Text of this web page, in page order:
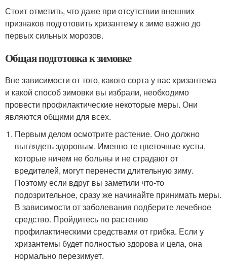
Стоит отметить, что даже при отсутствии внешних
признаков подготовить хризантему к зиме важно до
первых сильных морозов.
Общая подготовка к зимовке
Вне зависимости от того, какого сорта у вас хризантема
и какой способ зимовки вы избрали, необходимо
провести профилактические некоторые меры. Они
являются общими для всех.
Первым делом осмотрите растение. Оно должно
выглядеть здоровым. Именно те цветочные кусты,
которые ничем не больны и не страдают от
вредителей, могут перенести длительную зиму.
Поэтому если вдруг вы заметили что-то
подозрительное, сразу же начинайте принимать меры.
В зависимости от заболевания подберите лечебное
средство. Пройдитесь по растению
профилактическими средствами от грибка. Если у
хризантемы будет полностью здорова и цела, она
нормально перезимует.